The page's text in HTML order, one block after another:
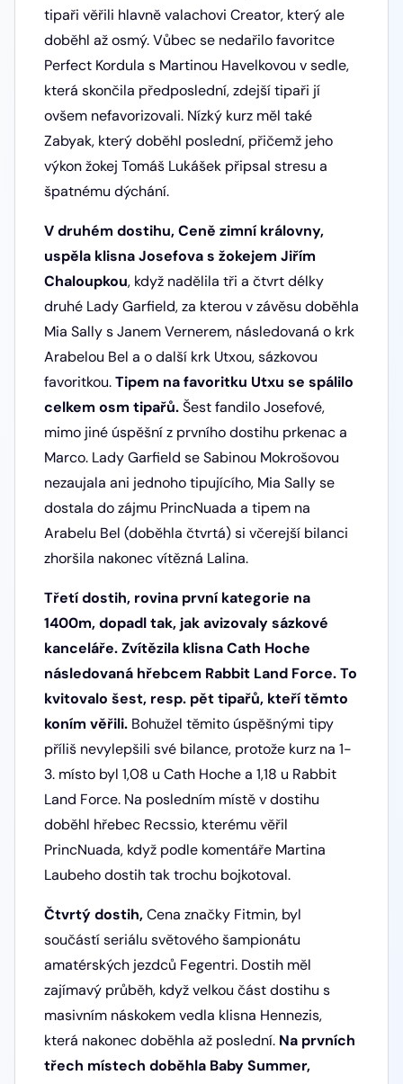
tipaři věřili hlavně valachovi Creator, který ale
doběhl až osmý. Vůbec se nedařilo favoritce
Perfect Kordula s Martinou Havelkovou v sedle,
která skončila předposlední, zdejší tipaři jí
ovšem nefavorizovali. Nízký kurz měl také
Zabyak, který doběhl poslední, přičemž jeho
výkon žokej Tomáš Lukášek připsal stresu a
špatnému dýchání.
V druhém dostihu, Ceně zimní královny,
uspěla klisna Josefova s žokejem Jiřím
Chaloupkou, když nadělila tři a čtvrt délky
druhé Lady Garfield, za kterou v závěsu doběhla
Mia Sally s Janem Vernerem, následovaná o krk
Arabelou Bel a o další krk Utxou, sázkovou
favoritkou.Tipem na favoritku Utxu se spálilo
celkem osm tipařů.Šest fandilo Josefové,
mimo jiné úspěšní z prvního dostihu prkenac a
Marco. Lady Garfield se Sabinou Mokrošovou
nezaujala ani jednoho tipujícího, Mia Sally se
dostala do zájmu PrincNuada a tipem na
Arabelu Bel (doběhla čtvrtá) si včerejší bilanci
zhoršila nakonec vítězná Lalina.
Třetí dostih, rovina první kategorie na
1400m, dopadl tak, jak avizovaly sázkové
kanceláře.Zvítězila klisna Cath Hoche
následovaná hřebcem Rabbit Land Force. To
kvitovalo šest, resp. pět tipařů, kteří těmto
koním věřili. Bohužel těmito úspěšnými tipy
příliš nevylepšili své bilance, protože kurz na 1-
3. místo byl 1,08 u Cath Hoche a 1,18 u Rabbit
Land Force. Na posledním místě v dostihu
doběhl hřebec Recssio, kterému věřil
PrincNuada, když podle komentáře Martina
Laubeho dostih tak trochu bojkotoval.
Čtvrtý dostih,Cena značky Fitmin, byl
součástí seriálu světového šampionátu
amatérských jezdců Fegentri. Dostih měl
zajímavý průběh, když velkou část dostihu s
masivním náskokem vedla klisna Hennezis,
která nakonec doběhla až poslední. Na prvních
třech místech doběhla Baby Summer,